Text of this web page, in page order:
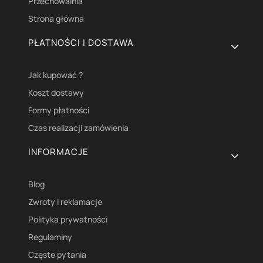
Strona główna
PŁATNOŚCI I DOSTAWA
Jak kupować ?
Koszt dostawy
Formy płatności
Czas realizacji zamówienia
INFORMACJE
Blog
Zwroty i reklamacje
Polityka prywatności
Regulaminy
Częste pytania